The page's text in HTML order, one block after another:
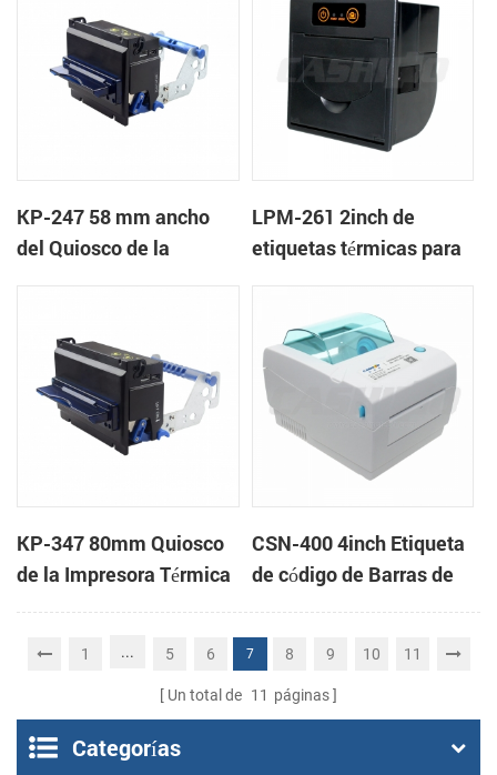
KP-247 58 mm ancho
del Quiosco de la
LPM-261 2inch de
etiquetas térmicas para
impresoras de apoyo de
la caja de efectivo
KP-347 80mm Quiosco
de la Impresora Térmica
CSN-400 4inch Etiqueta
de código de Barras de
la Impresora
1 ... 5 6 7 8 9 10 11
Un total de 11 páginas
Categorías